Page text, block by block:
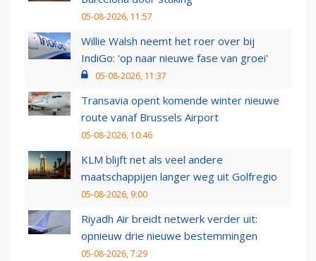
05-08-2026, 11:57
Willie Walsh neemt het roer over bij
IndiGo: 'op naar nieuwe fase van groei'
05-08-2026, 11:37
Transavia opent komende winter nieuwe
route vanaf Brussels Airport
05-08-2026, 10:46
KLM blijft net als veel andere
maatschappijen langer weg uit Golfregio
05-08-2026, 9:00
Riyadh Air breidt netwerk verder uit:
opnieuw drie nieuwe bestemmingen
05-08-2026, 7:29